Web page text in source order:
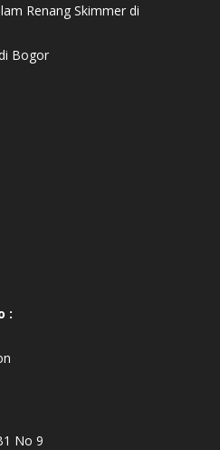
Renang Skimmer di
Bogor
:
No 9